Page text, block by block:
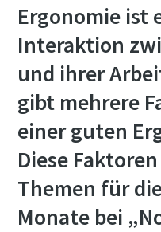
Ergonomie ist
Interaktion
und ihrer
gibt mehrere
einer guten
Diese
Themen für
Monate bei